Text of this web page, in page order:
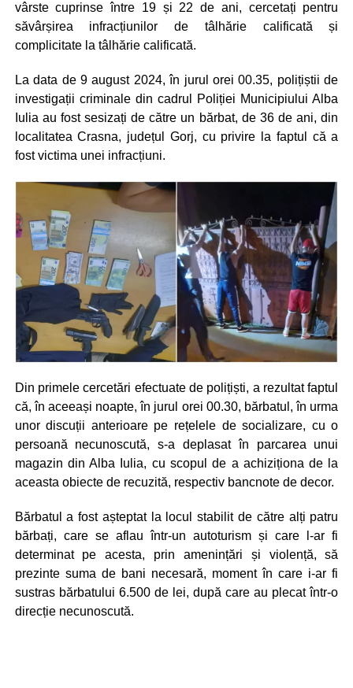
vârste cuprinse între 19 și 22 de ani, cercetați pentru
săvârșirea infracțiunilor de tâlhărie calificată și
complicitate la tâlhărie calificată.
La data de 9 august 2024, în jurul orei 00.35, polițiștii de
investigații criminale din cadrul Poliției Municipiului Alba
Iulia au fost sesizați de către un bărbat, de 36 de ani, din
localitatea Crasna, județul Gorj, cu privire la faptul că a
fost victima unei infracțiuni.
Din primele cercetări efectuate de polițiști, a rezultat faptul
că, în aceeași noapte, în jurul orei 00.30, bărbatul, în urma
unor discuții anterioare pe rețelele de socializare, cu o
persoană necunoscută, s-a deplasat în parcarea unui
magazin din Alba Iulia, cu scopul de a achiziționa de la
aceasta obiecte de recuzită, respectiv bancnote de decor.
Bărbatul a fost așteptat la locul stabilit de către alți patru
bărbați, care se aflau într-un autoturism și care l-ar fi
determinat pe acesta, prin amenințări și violență, să
prezinte suma de bani necesară, moment în care i-ar fi
sustras bărbatului 6.500 de lei, după care au plecat într-o
direcție necunoscută.